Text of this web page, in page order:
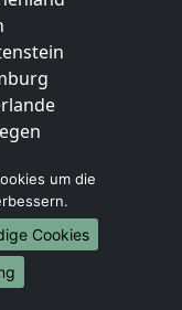
um die
Cookies